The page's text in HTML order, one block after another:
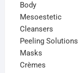
Body
Mesoestetic
Cleansers
Peeling Solutions
Masks
Crèmes